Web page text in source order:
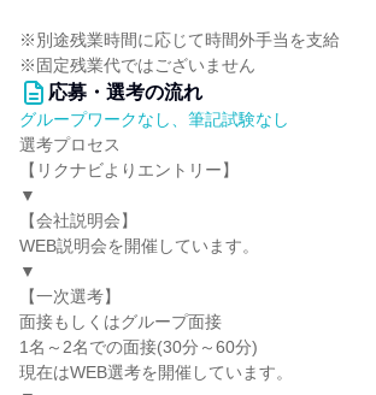
※別途残業時間に応じて時間外手当を支給
※固定残業代ではございません
応募・選考の流れ
グループワークなし、筆記試験なし
選考プロセス
【リクナビよりエントリー】
▼
【会社説明会】
WEB説明会を開催しています。
▼
【一次選考】
面接もしくはグループ面接
1名～2名での面接(30分～60分)
現在はWEB選考を開催しています。